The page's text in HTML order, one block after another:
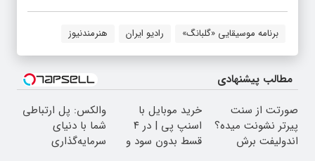
برنامه موسیقایی «گلبانگ» رادیو ایران هنرمندنیوز
مطالب پیشنهادی
صورتت از سنت
پیرتر نشونت میده؟
اندولیفت برش
خرید موبایل با
اسنپ پی | در ۴
قسط بدون سود و
والکس: پل ارتباطی
شما با دنیای
سرمایه‌گذاری